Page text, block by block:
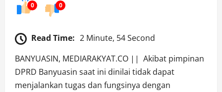
0 0
Read Time: 2 Minute, 54 Second
BANYUASIN, MEDIARAKYAT.CO || Akibat pimpinan
DPRD Banyuasin saat ini dinilai tidak dapat
menjalankan tugas dan fungsinya dengan